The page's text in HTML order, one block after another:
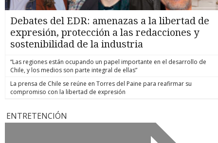
Debates del EDR: amenazas a la libertad de
expresión, protección a las redacciones y
sostenibilidad de la industria
“Las regiones están ocupando un papel importante en el desarrollo de
Chile, y los medios son parte integral de ellas”
La prensa de Chile se reúne en Torres del Paine para reafirmar su
compromiso con la libertad de expresión
ENTRETENCIÓN